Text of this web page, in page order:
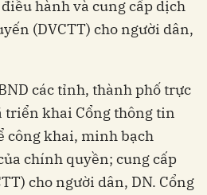
hành và cung cấp dịch
(DVCTT) cho người dân,
các tỉnh, thành phố trực
triển khai Cổng thông tin
công khai, minh bạch
chính quyền; cung cấp
cho người dân, DN. Cổng